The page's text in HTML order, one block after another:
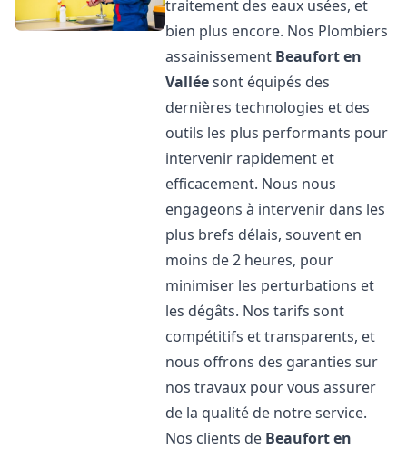
traitement des eaux usées, et
bien plus encore. Nos Plombiers
assainissement Beaufort en
Valléesont équipés des
dernières technologies et des
outils les plus performants pour
intervenir rapidement et
efficacement. Nous nous
engageons à intervenir dans les
plus brefs délais, souvent en
moins de 2 heures, pour
minimiser les perturbations et
les dégâts. Nos tarifs sont
compétitifs et transparents, et
nous offrons des garanties sur
nos travaux pour vous assurer
de la qualité de notre service.
Nos clients de Beaufort en